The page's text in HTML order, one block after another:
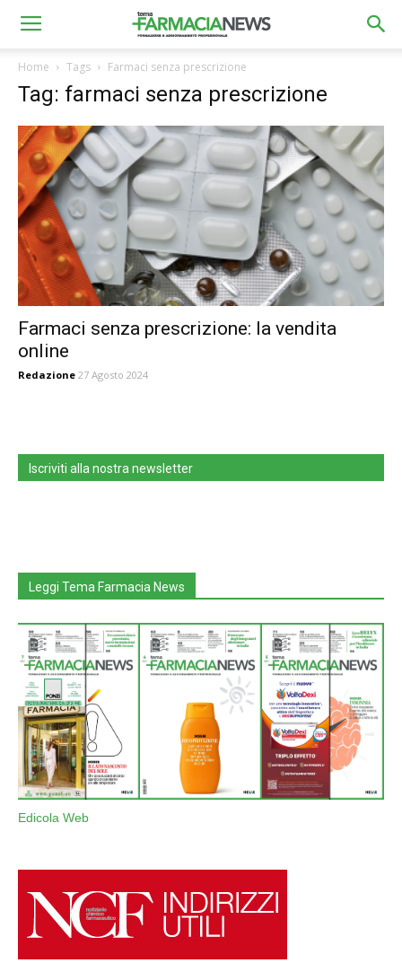
Home Tags Farmaci senza prescrizione
Tag: farmaci senza prescrizione
Farmaci senza prescrizione: la vendita
online
Redazione 27 Agosto 2024
Iscriviti alla nostra newsletter
Leggi Tema Farmacia News
Edicola Web